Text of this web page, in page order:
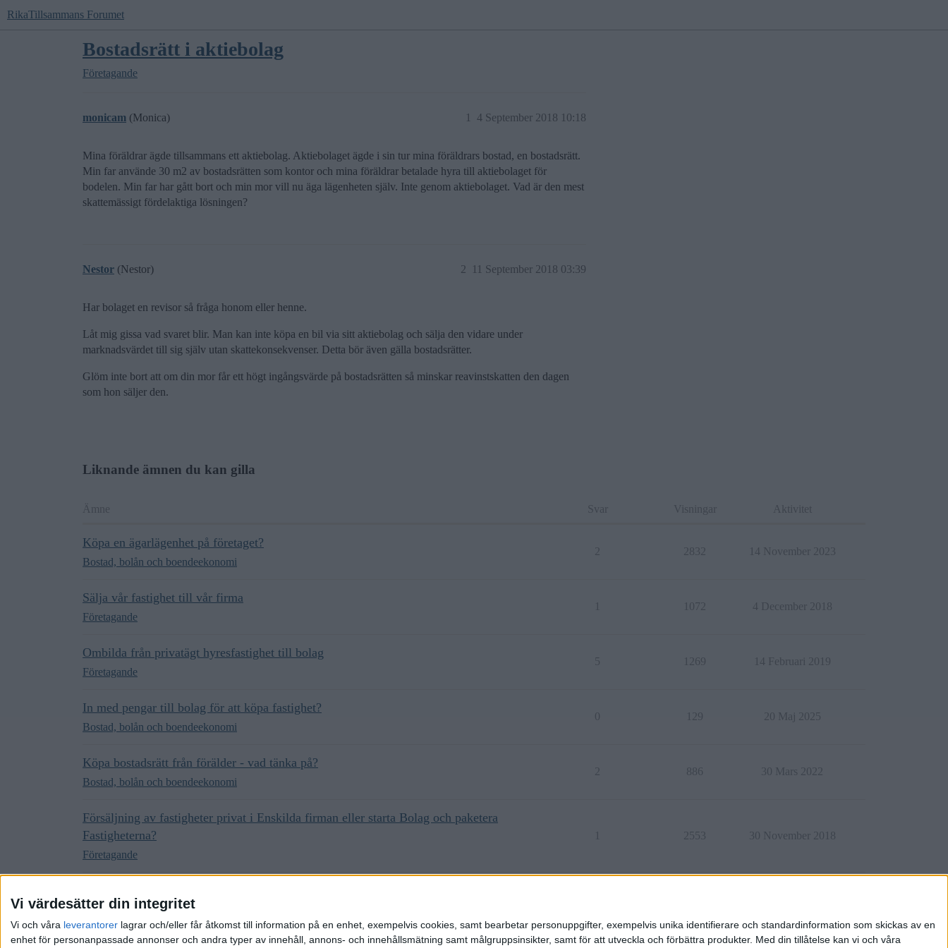
Vi värdesätter din integritet
Vi och våra leverantorer lagrar och/eller får åtkomst till information på en enhet, exempelvis cookies, samt bearbetar personuppgifter, exempelvis unika identifierare och standardinformation som skickas av en
enhet för personanpassade annonser och andra typer av innehåll, annons- och innehållsmätning samt målgruppsinsikter, samt för att utveckla och förbättra produkter. Med din tillåtelse kan vi och våra
RikaTillsammans Forumet
Bostadsrätt i aktiebolag
Företagande
monicam (Monica) 4 September 2018 10:18
1
Mina föräldrar ägde tillsammans ett aktiebolag. Aktiebolaget ägde i sin tur mina föräldrars bostad, en bostadsrätt.
Min far använde 30 m2 av bostadsrätten som kontor och mina föräldrar betalade hyra till aktiebolaget för
bodelen. Min far har gått bort och min mor vill nu äga lägenheten själv. Inte genom aktiebolaget. Vad är den mest
skattemässigt fördelaktiga lösningen?
Nestor (Nestor) 11 September 2018 03:39
2
Har bolaget en revisor så fråga honom eller henne.
Låt mig gissa vad svaret blir. Man kan inte köpa en bil via sitt aktiebolag och sälja den vidare under
marknadsvärdet till sig själv utan skattekonsekvenser. Detta bör även gälla bostadsrätter.
Glöm inte bort att om din mor får ett högt ingångsvärde på bostadsrätten så minskar reavinstskatten den dagen
som hon säljer den.
Liknande ämnen du kan gilla
Ämne Svar Visningar Aktivitet
Köpa en ägarlägenhet på företaget?
Bostad, bolån och boendeekonomi
2832 14 November 2023
Sälja vår fastighet till vår firma
Företagande
1072 4 December 2018
Ombilda från privatägt hyresfastighet till bolag
Företagande
5 1269 14 Februari 2019
In med pengar till bolag för att köpa fastighet?
Bostad, bolån och boendeekonomi
0 129 20 Maj 2025
Köpa bostadsrätt från förälder - vad tänka på?
Bostad, bolån och boendeekonomi
2 886 30 Mars 2022
Försäljning av fastigheter privat i Enskilda firman eller starta Bolag och paketera
Fastigheterna?
Företagande
1 2553 30 November 2018
Strategier